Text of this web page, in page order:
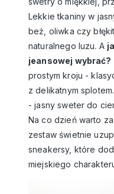
Lekkie tkaniny w
beż, oliwka czy
naturalnego luzu. A
jeansowej wybrać?
prostym kroju -
z delikatnym
- jasny sweter do
Na co dzień warto
zestaw świetnie
sneakersy, które
miejskiego